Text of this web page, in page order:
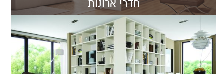
חדרי ארונות